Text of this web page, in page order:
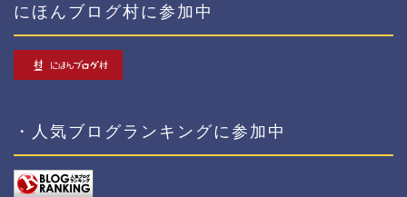
にほんブログ村に参加中
・人気ブログランキングに参加中